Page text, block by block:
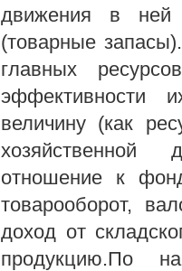
движения в ней
(товарные
главных
эффективности
величину (как
хозяйственной
отношение к
товарооборот,
доход от
продукцию.По